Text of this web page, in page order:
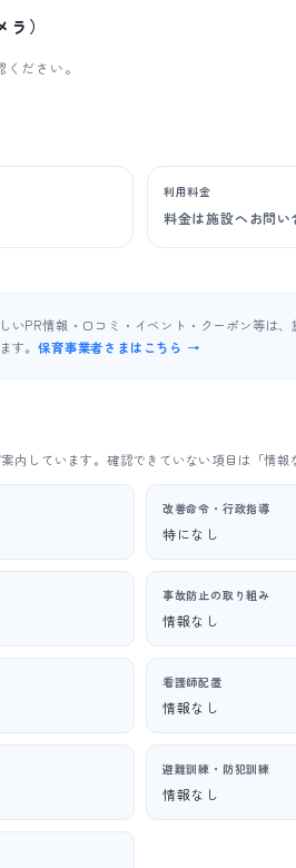
）
ださい。
利用料金
料金は施設へお問い
いPR情報・口コミ・イベント・クーポン等は
す。保育事業者さまはこちら →
内しています。確認できていない項目は「情報
改善命令・行政指導
特になし
事故防止の取り組み
情報なし
看護師配置
情報なし
避難訓練・防犯訓練
情報なし